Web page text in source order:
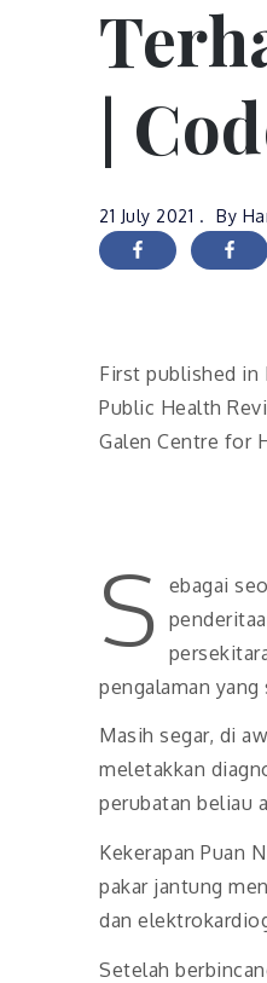
|
21 July 2021 By
First published in
Public Health
Galen Centre for
S ebagai
pengalaman yang
Masih segar, di
meletakkan
perubatan beliau
Kekerapan Puan
pakar jantung
dan
Setelah